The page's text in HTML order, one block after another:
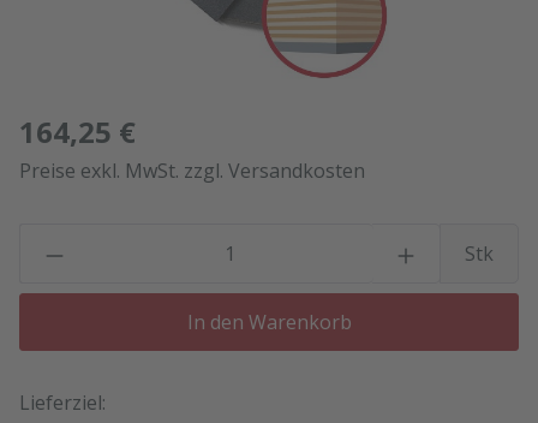
164,25 €
Preise exkl. MwSt. zzgl. Versandkosten
Stk
In den Warenkorb
Lieferziel: